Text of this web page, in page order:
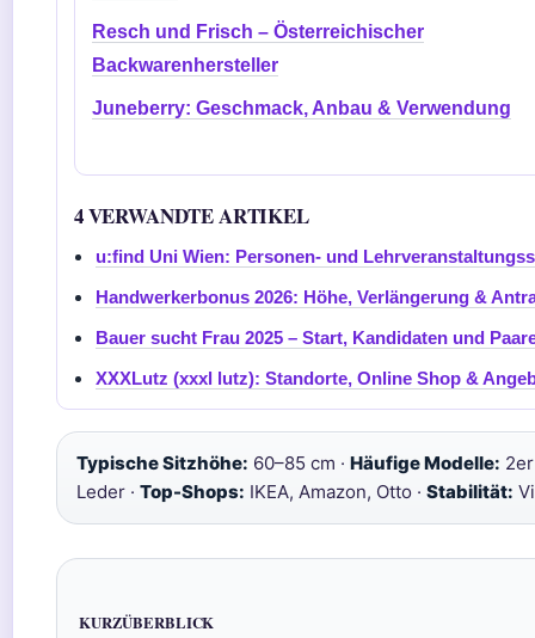
Resch und Frisch – Österreichischer
Backwarenhersteller
Juneberry: Geschmack, Anbau & Verwendung
4 VERWANDTE ARTIKEL
u:find Uni Wien: Personen- und
Handwerkerbonus 2026: Höhe, Verlängerung &
Bauer sucht Frau 2025 – Start, Kandidaten und
XXXLutz (xxxl lutz): Standorte, Online Shop &
Typische Sitzhöhe: 60–85 cm · Häufige Modelle:
Leder · Top-Shops: IKEA, Amazon, Otto · Stabilität:
KURZÜBERBLICK